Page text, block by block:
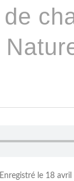
Enregistré le 18 avril